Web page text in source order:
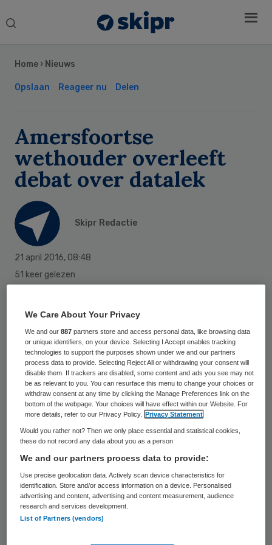
Search
Home › Nieuws
Opslaan Reageer nu Delen
Amersfoortse
wethouder overleeft
debat over datalek
Skipr Redactie
21 april 2016, 08:48
51 keer gelezen
Ze kreeg drie moties tegen zich, maar de
Amersfoortse wethouder Fleur Imming
(PvdA) mag blijven. Dat is de uitkomst van
het debat dinsdagavond over het datalek
waarbij de persoonlijke gegevens van 1900
Amersfoorters naar een onbekende werden
gemaild.
ontvanger de Autoriteit Persoonsgegevens
had ingeschakeld.
Sidebar
We Care About Your Privacy
We and our887 partners store and access personal data, like browsing data
or unique identifiers, on your device. Selecting I Accept enables tracking
technologies to support the purposes shown under we and our partners
process data to provide. Selecting Reject All or withdrawing your consent will
disable them. If trackers are disabled, some content and ads you see may not
be as relevant to you. You can resurface this menu to change your choices or
withdraw consent at any time by clicking the Manage Preferences link on the
bottom of the webpage. Your choices will have effect within our Website. For
more details, refer to our Privacy Policy.
Privacy Statement
Would you rather not? Then we only place essential and statistical cookies,
these do not record any data about you as a person
We and our partners process data to provide:
Use precise geolocation data. Actively scan device characteristics for
identification. Store and/or access information on a device. Personalised
advertising and content, advertising and content measurement, audience
research and services development.
List of Partners (vendors)